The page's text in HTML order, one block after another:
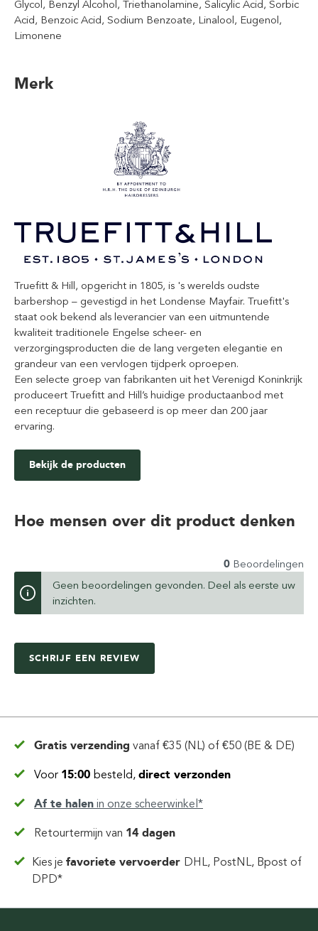
Glycol, Benzyl Alcohol, Triethanolamine, Salicylic Acid, Sorbic
Acid, Benzoic Acid, Sodium Benzoate, Linalool, Eugenol,
Limonene
Merk
Truefitt & Hill, opgericht in 1805, is 's werelds oudste
barbershop – gevestigd in het Londense Mayfair. Truefitt's
staat ook bekend als leverancier van een uitmuntende
kwaliteit traditionele Engelse scheer- en
verzorgingsproducten die de lang vergeten elegantie en
grandeur van een vervlogen tijdperk oproepen.
Een selecte groep van fabrikanten uit het Verenigd Koninkrijk
produceert Truefitt and Hill’s huidige productaanbod met
een receptuur die gebaseerd is op meer dan 200 jaar
ervaring.
Bekijk de producten
Hoe mensen over dit product denken
0 Beoordelingen
Geen beoordelingen gevonden. Deel als eerste uw
inzichten.
SCHRIJF EEN REVIEW
Gratis verzending vanaf €35 (NL) of €50 (BE & DE)
Voor 15:00 besteld, direct verzonden
Af te halen in onze scheerwinkel*
Retourtermijn van 14 dagen
Kies jefavoriete vervoerder DHL, PostNL, Bpost of
DPD*